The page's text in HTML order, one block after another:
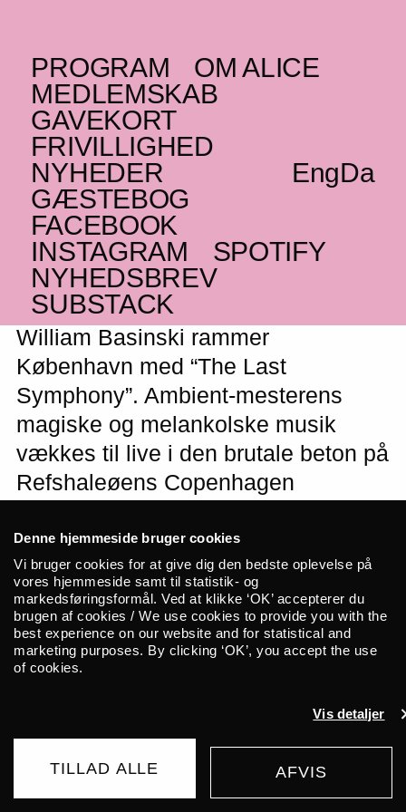
Denne hjemmeside bruger cookies
Vi bruger cookies for at give dig den bedste oplevelse på
vores hjemmeside samt til statistik- og
markedsføringsformål. Ved at klikke ‘OK’ accepterer du
brugen af cookies / We use cookies to provide you with the
best experience on our website and for statistical and
marketing purposes. By clicking ‘OK’, you accept the use
of cookies.
Vis detaljer
TILLAD ALLE AFVIS
PROGRAM
OM ALICE
MEDLEMSKAB
GAVEKORT
FRIVILLIGHED
NYHEDER
Da
Eng
GÆSTEBOG
FACEBOOK
INSTAGRAM
SPOTIFY
NYHEDSBREV
SUBSTACK
TORSDAG _19.10.23
William Basinski
Franciska – UDSOLGT
Sjældent besøg fra ambientgenrens
rockstjerne
UDSOLGT
William Basinski rammer
København med “The Last
Symphony”. Ambient-mesterens
magiske og melankolske musik
vækkes til live i den brutale beton på
Refshaleøens Copenhagen
ikon i tråd med Cage og Eno og har i
årtier været et fikspunkt på New
Yorks avantgardescene. Han er en
sjælden gæst på vores kanter, men i
oktober har vi den store glæde at
Torstensen åbner aftenen
med grumset, hjemmegjort
konkretmusik for transportable